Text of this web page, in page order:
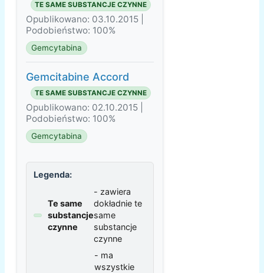
TE SAME SUBSTANCJE CZYNNE
Opublikowano: 03.10.2015 |
Podobieństwo: 100%
Gemcytabina
Gemcitabine Accord
TE SAME SUBSTANCJE CZYNNE
Opublikowano: 02.10.2015 |
Podobieństwo: 100%
Gemcytabina
Legenda:
Te same
substancje
czynne
- zawiera
dokładnie te
same
substancje
czynne
- ma
wszystkie